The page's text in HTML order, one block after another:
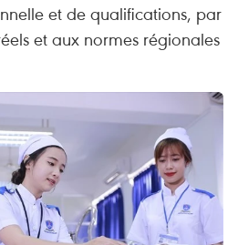
et de qualifications, par
et aux normes régionales